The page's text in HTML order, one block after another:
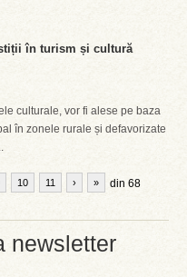
newsletter
în turism și cultură
culturale, vor fi alese pe baza
în zonele rurale și defavorizate
10 11 din 68
› »